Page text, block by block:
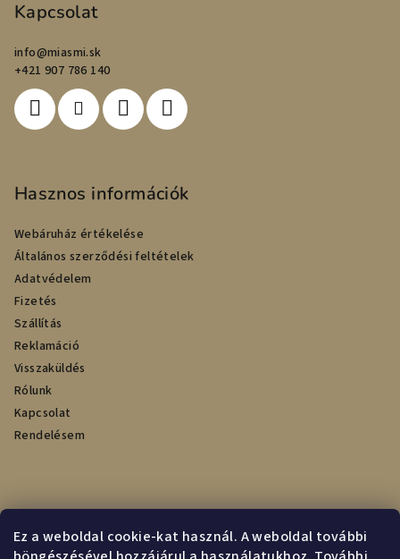
Ez a weboldal cookie-kat használ. A weboldal további
Kapcsolat
info@miasmi.sk
+421 907 786 140
Hasznos információk
Webáruház értékelése
Általános szerződési feltételek
Adatvédelem
Fizetés
Szállítás
Reklamáció
Visszaküldés
Rólunk
Kapcsolat
Rendelésem
Online fizetési lehetőséget biztosítunk